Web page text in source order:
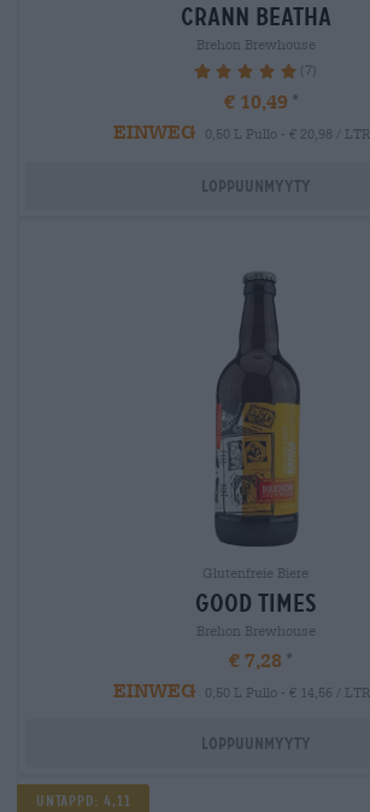
crann beatha
Brehon Brewhouse
100% (7)
€ 10,49
EINWEG
0,50 L Pullo - € 20,98 / LTR
Loppuunmyyty
Glutenfreie Biere
good times
Brehon Brewhouse
€ 7,28
EINWEG
0,50 L Pullo - € 14,56 / LTR
Loppuunmyyty
UNTAPPD: 4,11